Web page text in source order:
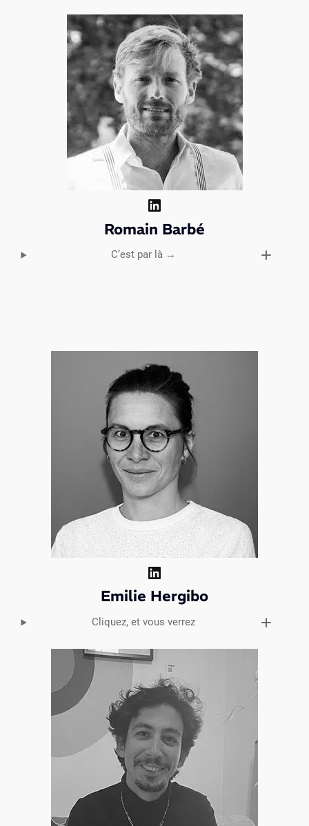
LinkedIn
Romain Barbé
C’est par là →
LinkedIn
Emilie Hergibo
Cliquez, et vous verrez